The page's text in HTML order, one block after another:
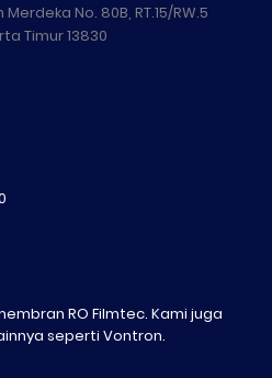
No. 80B, RT.15/RW.5
Timur 13830
RO Filmtec. Kami juga
seperti Vontron.